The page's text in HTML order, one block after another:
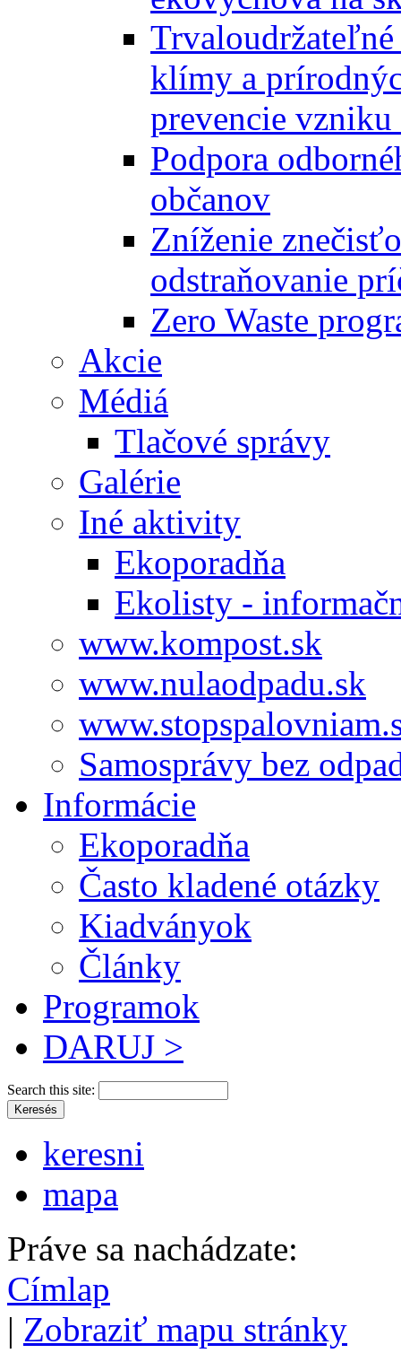
klímy a
prevencie vzniku
Podpora
občanov
Zníženie
odstraňovanie
Zero Waste
Akcie
Médiá
Tlačové správy
Galérie
Iné aktivity
Ekoporadňa
Ekolisty -
www.kompost.sk
www.nulaodpadu.sk
Samosprávy bez
Informácie
Ekoporadňa
Často kladené otázky
Kiadványok
Články
Programok
DARUJ >
Search this site:
keresni
mapa
Práve sa nachádzate:
Címlap
| Zobraziť mapu stránky